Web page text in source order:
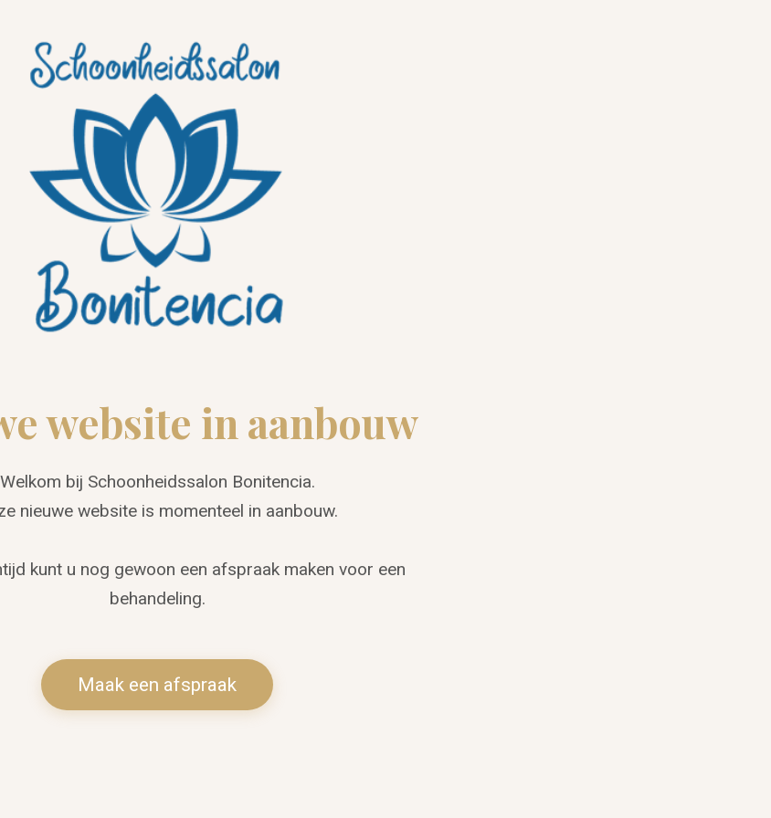
website in aanbouw
Welkom bij Schoonheidssalon Bonitencia.
nieuwe website is momenteel in aanbouw.
kunt u nog gewoon een afspraak maken voor een
behandeling.
Maak een afspraak